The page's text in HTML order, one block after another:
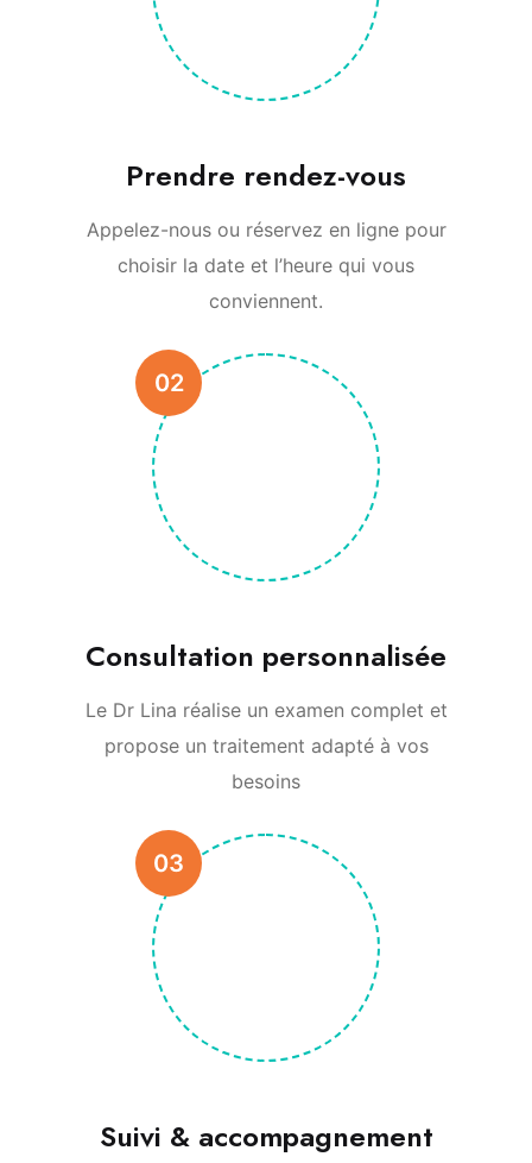
Prendre rendez-vous
Appelez-nous ou réservez en ligne pour
choisir la date et l’heure qui vous
conviennent.
02
Consultation personnalisée
Le Dr Lina réalise un examen complet et
propose un traitement adapté à vos
besoins
03
Suivi & accompagnement